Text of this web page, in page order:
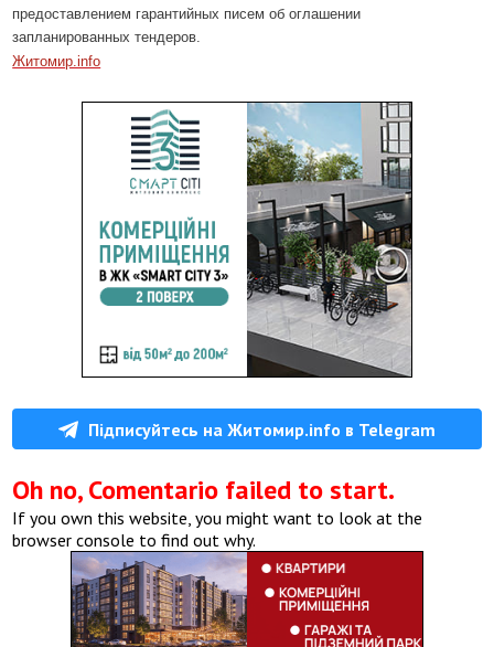
предоставлением гарантийных писем об оглашении
запланированных тендеров.
Житомир.info
Підписуйтесь на Житомир.info в Telegram
Oh no, Comentario failed to start.
If you own this website, you might want to look at the
browser console to find out why.